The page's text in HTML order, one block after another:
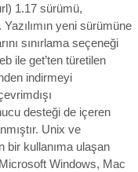
1.17 sürümü,
yeni sürümüne
sınırlama seçeneği
ile get’ten türetilen
indirmeyi
desteği de içeren
Unix ve
bir kullanıma ulaşan
Windows, Mac